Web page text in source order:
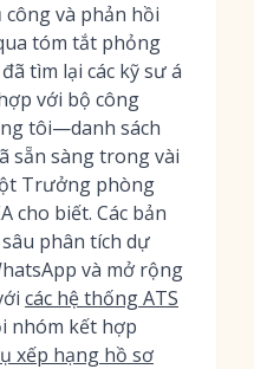
và phản hồi
tóm tắt phỏng
tìm lại các kỹ sư á
với bộ công
tôi—danh sách
sẵn sàng trong vài
Trưởng phòng
cho biết. Các bản
phân tích dự
và mở rộng
các hệ thống ATS
nhóm kết hợp
xếp hạng hồ sơ